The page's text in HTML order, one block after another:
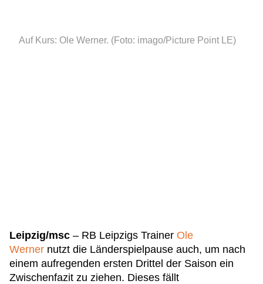
Auf Kurs: Ole Werner. (Foto: imago/Picture Point LE)
Leipzig/msc – RB Leipzigs Trainer Ole
Werner nutzt die Länderspielpause auch, um nach
einem aufregenden ersten Drittel der Saison ein
Zwischenfazit zu ziehen. Dieses fällt